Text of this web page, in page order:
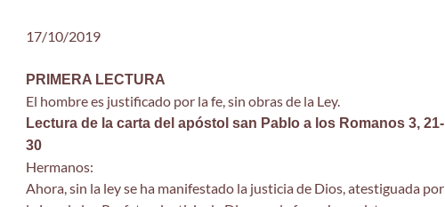
17/10/2019
PRIMERA LECTURA
El hombre es justificado por la fe, sin obras de la Ley.
Lectura de la carta del apóstol san Pablo a los Romanos 3, 21-
30
Hermanos:
Ahora, sin la ley se ha manifestado la justicia de Dios, atestiguada por